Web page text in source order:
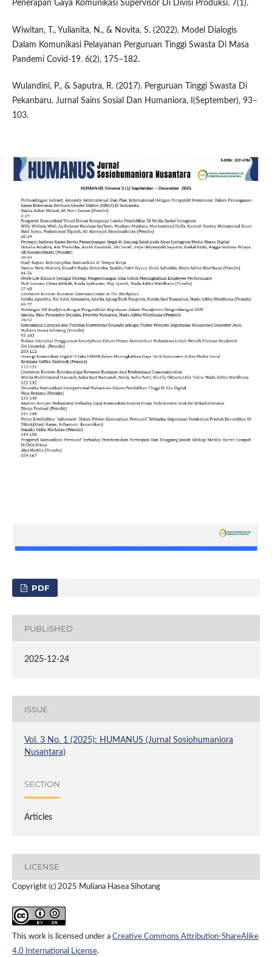
Penerapan Gaya Komunikasi Supervisor Di Divisi Produksi. 7(1).
Wiwitan, T., Yulianita, N., & Novita, S. (2022). Model Dialogis
Dalam Komunikasi Pelayanan Perguruan Tinggi Swasta Di Masa
Pandemi Covid-19. 6(2), 175–182.
Wulandini, P., & Saputra, R. (2017). Perguruan Tinggi Swasta Di
Pekanbaru. Jurnal Sains Sosial Dan Humaniora, I(September), 93–
103.
PDF
PUBLISHED
2025-12-24
ISSUE
Vol. 3 No. 1 (2025): HUMANUS (Jurnal Sosiohumaniora
Nusantara)
SECTION
Articles
LICENSE
Copyright (c) 2025 Muliana Hasea Sihotang
This work is licensed under a Creative Commons Attribution-ShareAlike
4.0 International License.